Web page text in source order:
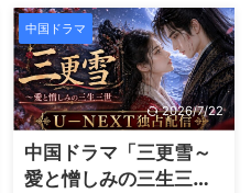
本作は単なる恋愛ドラマでは
ありません。 結婚観の違い、
親子関係、仕事への向き合い
方など、多くの人が人生の中
で ...
ジーラブ時代劇です。 恋愛が
禁じられた神々の世界の中
で、一途な想いを貫こうとす
る主人公たちの姿が描かれて
います。 本作の魅力は、美し
い映像で表現される幻想的な
世界観と、胸が高鳴る甘い恋
愛描写だけではありません。
中国ドラマ
2026/7/22
中国ドラマ「三更雪～
愛と憎しみの三生三世